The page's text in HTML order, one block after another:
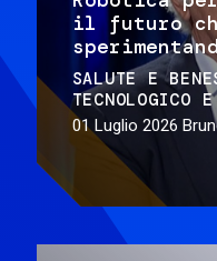
il futuro
SALUTE E
TECNOLOGICO
01 Luglio 2026